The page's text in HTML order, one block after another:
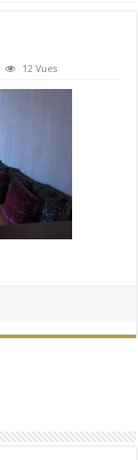
12 Vues